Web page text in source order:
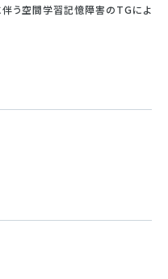
伴う空間学習記憶障害のTGによ